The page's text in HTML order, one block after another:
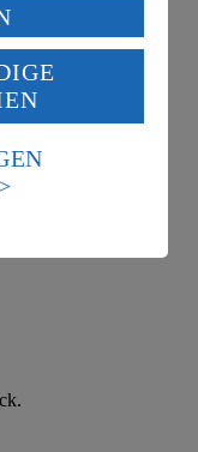
Daten in den
du im Sinne
ein, dass deine
Der EuGH sieht
an.
US-
findest du